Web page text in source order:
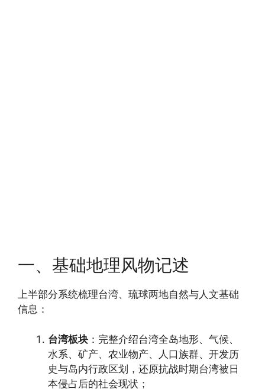
一、基础地理风物记述
上半部分系统梳理台湾、琉球两地自然与人文基础
信息：
台湾板块 ：完整介绍台湾全岛地形、气候、
水系、矿产、农业物产、人口族群、开发历
史与岛内行政区划，还原抗战时期台湾被日
本侵占后的社会现状；